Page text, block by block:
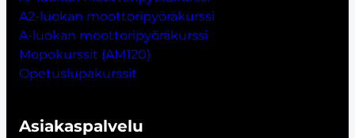
A2-luokan moottoripyöräkurssi
A-luokan moottoripyöräkurssi
Mopokurssit (AM120)
Opetuslupakurssit
Asiakaspalvelu